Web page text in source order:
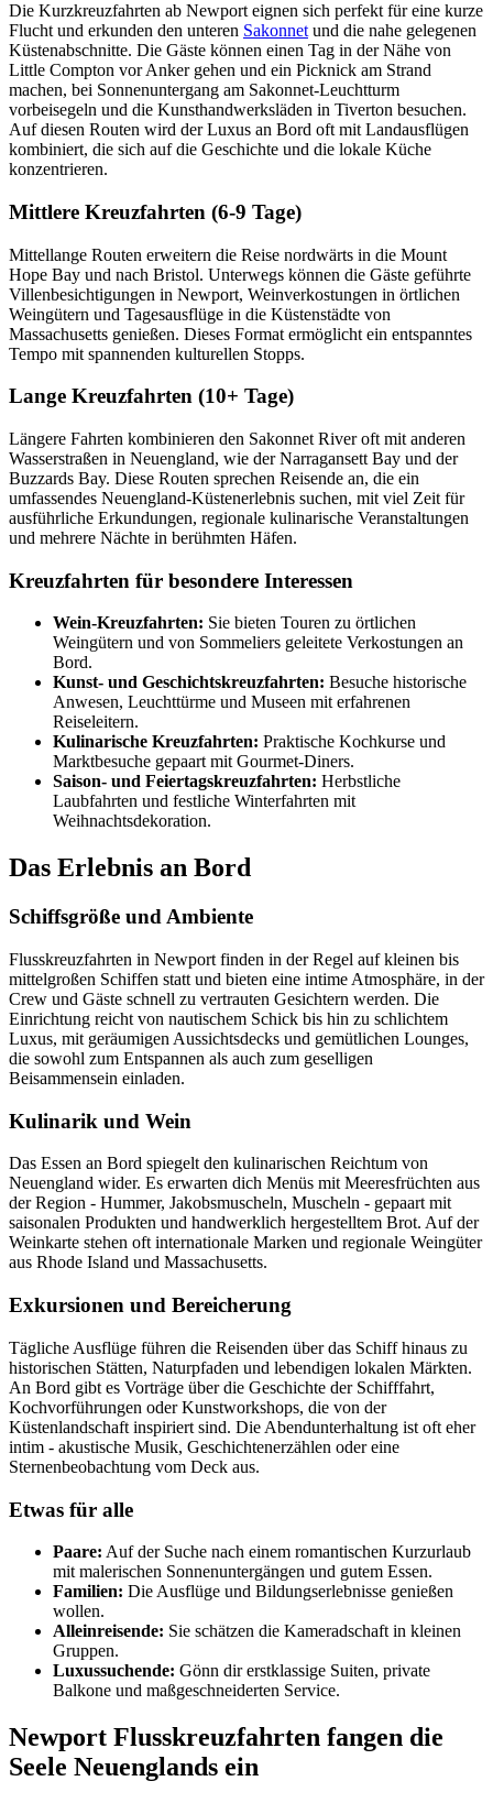
Die Kurzkreuzfahrten ab Newport eignen sich perfekt für eine kurze
Flucht und erkunden den unteren Sakonnet und die nahe gelegenen
Küstenabschnitte. Die Gäste können einen Tag in der Nähe von
Little Compton vor Anker gehen und ein Picknick am Strand
machen, bei Sonnenuntergang am Sakonnet-Leuchtturm
vorbeisegeln und die Kunsthandwerksläden in Tiverton besuchen.
Auf diesen Routen wird der Luxus an Bord oft mit Landausflügen
kombiniert, die sich auf die Geschichte und die lokale Küche
konzentrieren.
Mittlere Kreuzfahrten (6-9 Tage)
Mittellange Routen erweitern die Reise nordwärts in die Mount
Hope Bay und nach Bristol. Unterwegs können die Gäste geführte
Villenbesichtigungen in Newport, Weinverkostungen in örtlichen
Weingütern und Tagesausflüge in die Küstenstädte von
Massachusetts genießen. Dieses Format ermöglicht ein entspanntes
Tempo mit spannenden kulturellen Stopps.
Lange Kreuzfahrten (10+ Tage)
Längere Fahrten kombinieren den Sakonnet River oft mit anderen
Wasserstraßen in Neuengland, wie der Narragansett Bay und der
Buzzards Bay. Diese Routen sprechen Reisende an, die ein
umfassendes Neuengland-Küstenerlebnis suchen, mit viel Zeit für
ausführliche Erkundungen, regionale kulinarische Veranstaltungen
und mehrere Nächte in berühmten Häfen.
Kreuzfahrten für besondere Interessen
Wein-Kreuzfahrten: Sie bieten Touren zu örtlichen
Weingütern und von Sommeliers geleitete Verkostungen an
Bord.
Kunst- und Geschichtskreuzfahrten: Besuche historische
Anwesen, Leuchttürme und Museen mit erfahrenen
Reiseleitern.
Kulinarische Kreuzfahrten: Praktische Kochkurse und
Marktbesuche gepaart mit Gourmet-Diners.
Saison- und Feiertagskreuzfahrten: Herbstliche
Laubfahrten und festliche Winterfahrten mit
Weihnachtsdekoration.
Das Erlebnis an Bord
Schiffsgröße und Ambiente
Flusskreuzfahrten in Newport finden in der Regel auf kleinen bis
mittelgroßen Schiffen statt und bieten eine intime Atmosphäre, in der
Crew und Gäste schnell zu vertrauten Gesichtern werden. Die
Einrichtung reicht von nautischem Schick bis hin zu schlichtem
Luxus, mit geräumigen Aussichtsdecks und gemütlichen Lounges,
die sowohl zum Entspannen als auch zum geselligen
Beisammensein einladen.
Kulinarik und Wein
Das Essen an Bord spiegelt den kulinarischen Reichtum von
Neuengland wider. Es erwarten dich Menüs mit Meeresfrüchten aus
der Region - Hummer, Jakobsmuscheln, Muscheln - gepaart mit
saisonalen Produkten und handwerklich hergestelltem Brot. Auf der
Weinkarte stehen oft internationale Marken und regionale Weingüter
aus Rhode Island und Massachusetts.
Exkursionen und Bereicherung
Tägliche Ausflüge führen die Reisenden über das Schiff hinaus zu
historischen Stätten, Naturpfaden und lebendigen lokalen Märkten.
An Bord gibt es Vorträge über die Geschichte der Schifffahrt,
Kochvorführungen oder Kunstworkshops, die von der
Küstenlandschaft inspiriert sind. Die Abendunterhaltung ist oft eher
intim - akustische Musik, Geschichtenerzählen oder eine
Sternenbeobachtung vom Deck aus.
Etwas für alle
Paare: Auf der Suche nach einem romantischen Kurzurlaub
mit malerischen Sonnenuntergängen und gutem Essen.
Familien: Die Ausflüge und Bildungserlebnisse genießen
wollen.
Alleinreisende: Sie schätzen die Kameradschaft in kleinen
Gruppen.
Luxussuchende: Gönn dir erstklassige Suiten, private
Balkone und maßgeschneiderten Service.
Newport Flusskreuzfahrten fangen die
Seele Neuenglands ein